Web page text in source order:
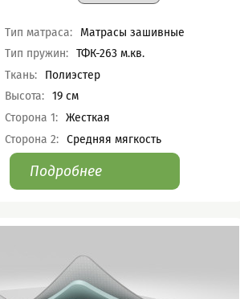
Характеристики
Тип матраса:
Матрасы зашивные
Тип пружин: ТФК-263 м.кв.
Ткань:
Полиэстер
Высота: 19 см
Сторона 1: Жесткая
Сторона 2: Средняя мягкость
Подробнее